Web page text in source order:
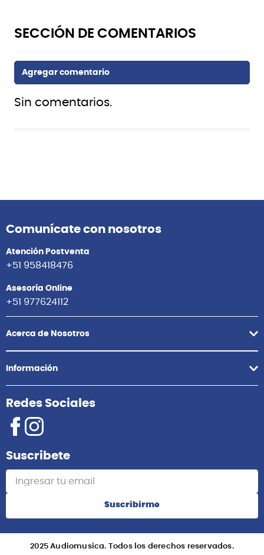
Sin comentarios.
Comunícate con nosotros
Atención Postventa
+51 958418476
Asesoría Online
+51 977624112
Acerca de Nosotros
Información
Redes Sociales
Suscribete
Suscribirme
2025 Audiomusica. Todos los derechos reservados.